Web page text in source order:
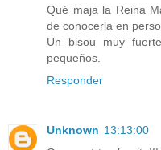
Qué maja la Reina
de conocerla en
Un bisou muy
pequeños.
Responder
Unknown 13:13:00